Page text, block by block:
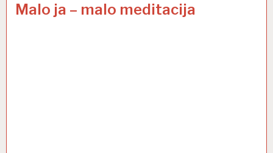
Malo ja – malo meditacija